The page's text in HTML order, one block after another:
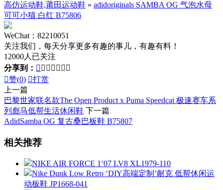
高仿运动鞋,莆田运动鞋 » adidoriginals SAMBA OG 气泡水母
可可小猫 白红 B75806
WeChat：82210051
关注我们，每天分享更多有趣的事儿，有趣有料！
12000人已关注
分享到：       
赞(0) 打赏
上一篇
巴黎世家联名款The Open Product x Puma Speedcat 极速赛车系
列彪马低帮生活休闲鞋 下一篇
AdidSamba OG 复古桑巴板鞋 B75807
相关推荐
NIKE AIR FORCE 1‘07 LV8 XL1979-110
Nike Dunk Low Retro ‘DIY高端定制’耐克 低帮休闲运
动板鞋 JP1668-041